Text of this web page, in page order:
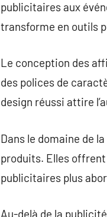
publicitaires aux
transforme en outils
Le conception des
des polices de
design réussi attire
Dans le domaine de
produits. Elles
publicitaires plus
Au-delà de la